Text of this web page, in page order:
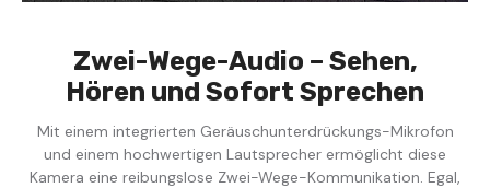
Zwei-Wege-Audio – Sehen,
Hören und Sofort Sprechen
Mit einem integrierten Geräuschunterdrückungs-Mikrofon
und einem hochwertigen Lautsprecher ermöglicht diese
Kamera eine reibungslose Zwei-Wege-Kommunikation. Egal,